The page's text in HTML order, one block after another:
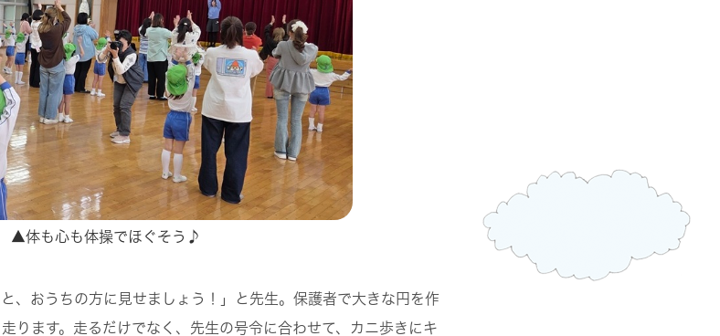
▲体も心も体操でほぐそう♪
、おうちの方に見せましょう！」と先生。保護者で大きな円を作
ります。走るだけでなく、先生の号令に合わせて、カニ歩きにキ